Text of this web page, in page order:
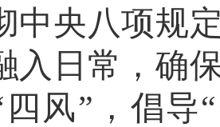
中央八项规
入日常，确
四风”，倡导